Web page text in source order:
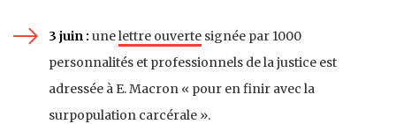
3 juin : unelettre ouverte signée par 1000
personnalités et professionnels de la justice est
adressée à E. Macron « pour en finir avec la
surpopulation carcérale ».